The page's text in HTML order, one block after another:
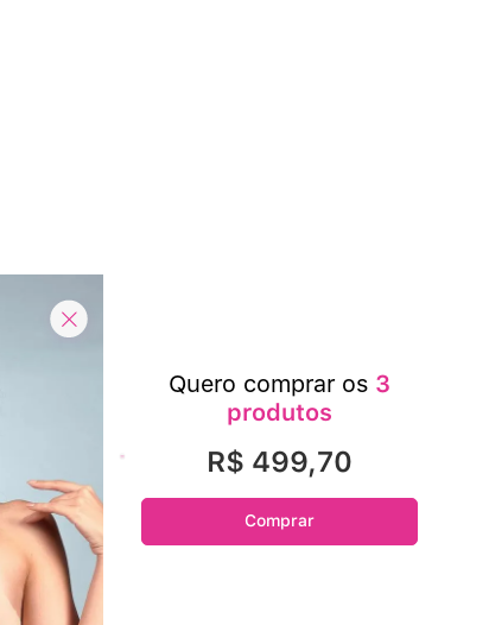
Quero comprar os 3
produtos
R$ 499,70
Comprar